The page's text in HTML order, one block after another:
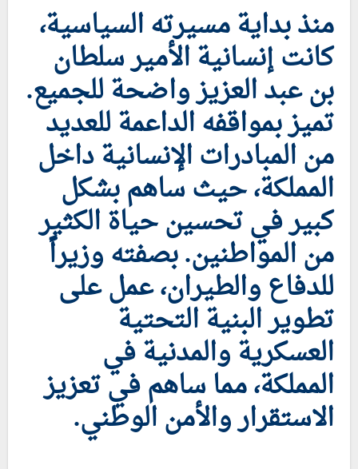
منذ بداية مسيرته السياسية،
كانت إنسانية الأمير سلطان
بن عبد العزيز واضحة للجميع.
تميز بمواقفه الداعمة للعديد
من المبادرات الإنسانية داخل
المملكة، حيث ساهم بشكل
كبير في تحسين حياة الكثير
من المواطنين. بصفته وزيراً
للدفاع والطيران، عمل على
تطوير البنية التحتية
العسكرية والمدنية في
المملكة، مما ساهم في تعزيز
الاستقرار والأمن الوطني.